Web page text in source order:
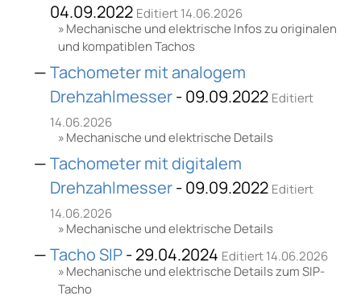
04.09.2022 Editiert 14.06.2026
Mechanische und elektrische Infos zu originalen
und kompatiblen Tachos
Tachometer mit analogem
Drehzahlmesser- 09.09.2022 Editiert
14.06.2026
Mechanische und elektrische Details
Tachometer mit digitalem
Drehzahlmesser- 09.09.2022 Editiert
14.06.2026
Mechanische und elektrische Details
Tacho SIP- 29.04.2024 Editiert 14.06.2026
Mechanische und elektrische Details zum SIP-
Tacho